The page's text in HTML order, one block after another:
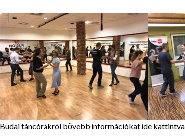
Budai táncórákról bővebb információkat ide kattintva